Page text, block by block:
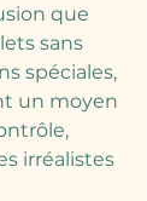
que
sans
spéciales,
un moyen
irréalistes